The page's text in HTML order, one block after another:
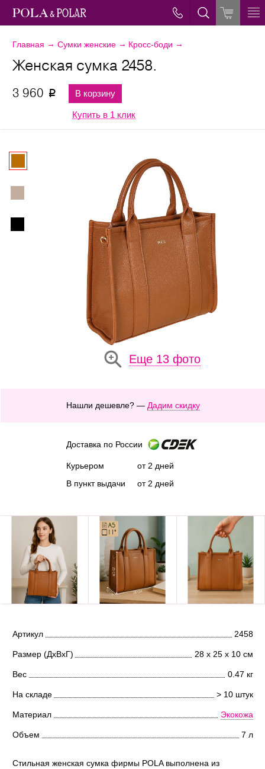
Главная → Сумки женские → Кросс-боди →
Еще 13 фото
Женская сумка 2458.
3 960 p В корзину
Купить в 1 клик
Нашли дешевле? — Дадим скидку
Доставка по России
Курьером
В пункт выдачи
от 2 дней
от 2 дней
Артикул 2458
Размер (ДхВхГ) 28 х 25 х 10 см
Вес 0.47 кг
На складе > 10 штук
Материал Экокожа
Объем 7 л
Стильная женская сумка фирмы POLA выполнена из